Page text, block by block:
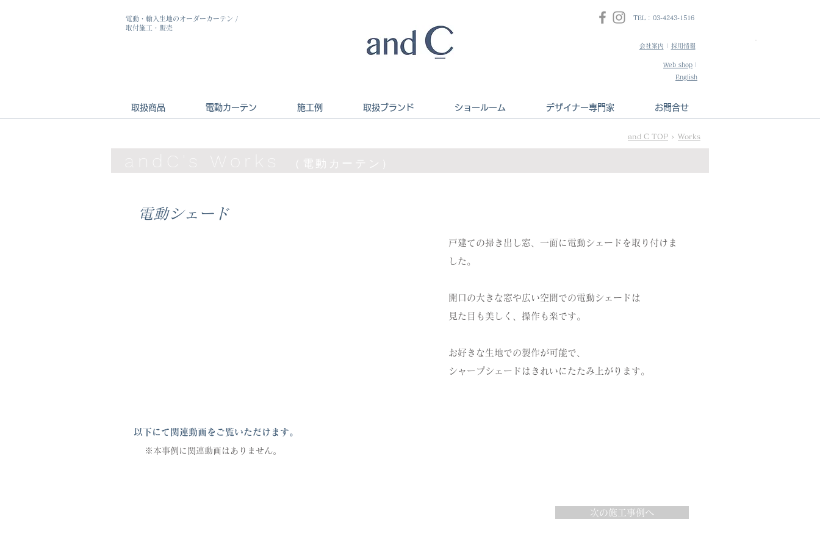
電動・輸入生地のオーダーカーテン /
取付施工・販売
TEL : 03-4243-1516
会社案内 採用情報
Web shop
English
取扱商品 電動カーテン 施工例 取扱ブランド ショールーム デザイナー専門家 お問合せ
and C TOP > Works
andC's Works （電動カーテン）
電動シェード
戸建ての掃き出し窓、一面に電動シェードを取り付けま
した。
開口の大きな窓や広い空間での電動シェードは
見た目も美しく、操作も楽です。
お好きな生地での製作が可能で、
シャープシェードはきれいにたたみ上がります。
以下にて関連動画をご覧いただけます。
※本事例に関連動画はありません。
次の施工事例へ